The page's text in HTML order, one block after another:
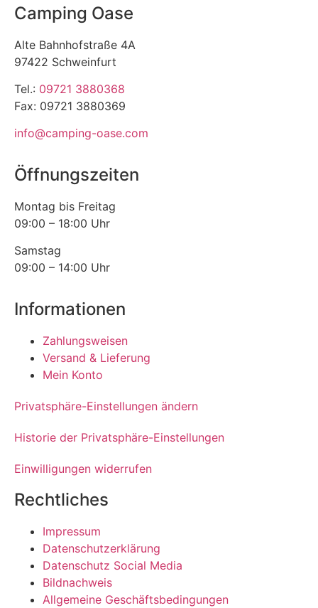
Camping Oase
Alte Bahnhofstraße 4A
97422 Schweinfurt
Tel.: 09721 3880368
Fax: 09721 3880369
info@camping-oase.com
Öffnungszeiten
Montag bis Freitag
09:00 – 18:00 Uhr
Samstag
09:00 – 14:00 Uhr
Informationen
Zahlungsweisen
Versand & Lieferung
Mein Konto
Privatsphäre-Einstellungen ändern
Historie der Privatsphäre-Einstellungen
Einwilligungen widerrufen
Rechtliches
Impressum
Datenschutzerklärung
Datenschutz Social Media
Bildnachweis
Allgemeine Geschäftsbedingungen